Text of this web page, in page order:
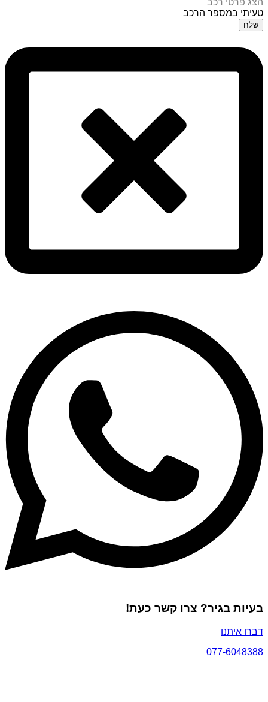
הצג פרטי רכב
טעיתי במספר הרכב
שלח
בעיות בגיר? צרו קשר כעת!
דברו איתנו
077-6048388